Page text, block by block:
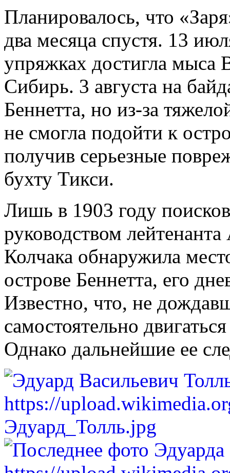
Планировалось, что
два месяца спустя. 13
упряжках достигла мыса
Сибирь. 3 августа на
Беннетта, но из-за
не смогла подойти к
получив серьезные
бухту Тикси.
Лишь в 1903 году
руководством
Колчака обнаружила
острове Беннетта, его
Известно, что, не
самостоятельно
Однако дальнейшие ее